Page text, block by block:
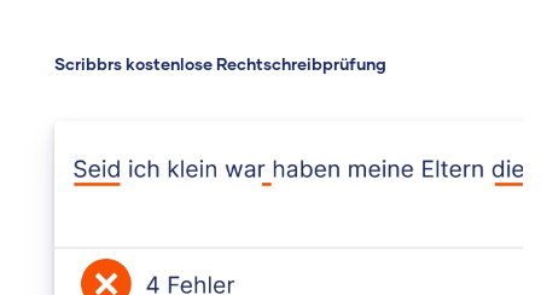
Scribbrs kostenlose Rechtschreibprüfung